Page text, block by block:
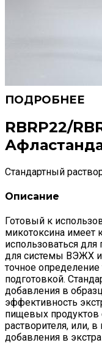
RBRP22/
Стандартный
Описание
Готовый к
микотоксина имеет
использоваться
для системы ВЭЖХ
точное
подготовкой.
добавления в
эффективность
пищевых продуктов
растворителя, или,
добавления в